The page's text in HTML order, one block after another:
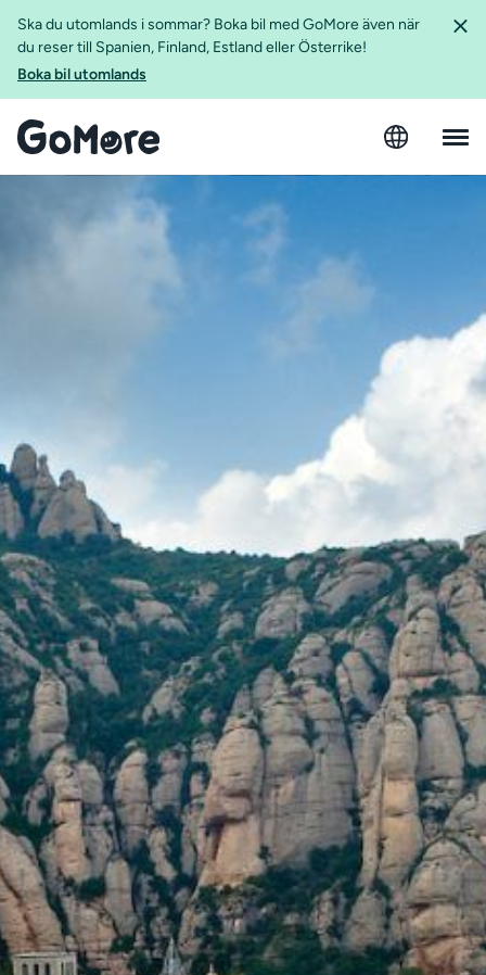
Ska du utomlands i sommar? Boka bil med GoMore även när
du reser till Spanien, Finland, Estland eller Österrike!
Boka bil utomlands